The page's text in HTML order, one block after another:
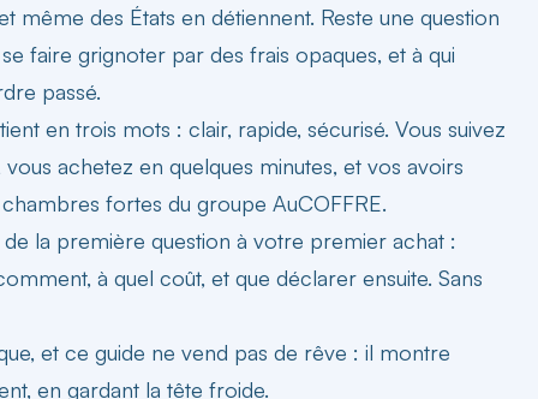
même des États en détiennent. Reste une question
faire grignoter par des frais opaques, et à qui
passé.
en trois mots : clair, rapide, sécurisé. Vous suivez
achetez en quelques minutes, et vos avoirs
fortes du groupe AuCOFFRE.
la première question à votre premier achat :
à quel coût, et que déclarer ensuite. Sans
et ce guide ne vend pas de rêve : il montre
en gardant la tête froide.